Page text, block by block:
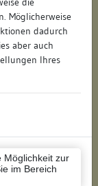
Möglicherweise
dadurch
aber auch
Ihres
Möglichkeit zur
im Bereich
(Landkreis)